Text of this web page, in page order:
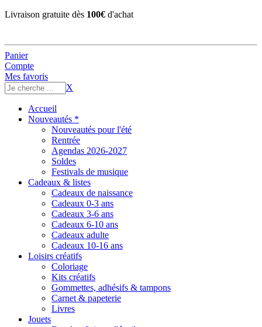
Livraison gratuite dès 100€ d'achat
Panier
Compte
Mes favoris
X
Accueil
Nouveautés *
Nouveautés pour l'été
Rentrée
Agendas 2026-2027
Soldes
Festivals de musique
Cadeaux & listes
Cadeaux de naissance
Cadeaux 0-3 ans
Cadeaux 3-6 ans
Cadeaux 6-10 ans
Cadeaux adulte
Cadeaux 10-16 ans
Loisirs créatifs
Coloriage
Kits créatifs
Gommettes, adhésifs & tampons
Carnet & papeterie
Livres
Jouets